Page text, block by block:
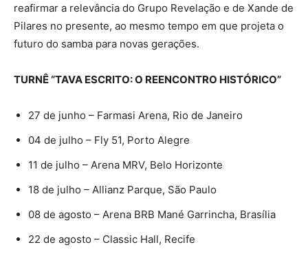
reafirmar a relevância do Grupo Revelação e de Xande de
Pilares no presente, ao mesmo tempo em que projeta o
futuro do samba para novas gerações.
TURNÊ “TAVA ESCRITO: O REENCONTRO HISTÓRICO”
27 de junho – Farmasi Arena, Rio de Janeiro
04 de julho – Fly 51, Porto Alegre
11 de julho – Arena MRV, Belo Horizonte
18 de julho – Allianz Parque, São Paulo
08 de agosto – Arena BRB Mané Garrincha, Brasília
22 de agosto – Classic Hall, Recife